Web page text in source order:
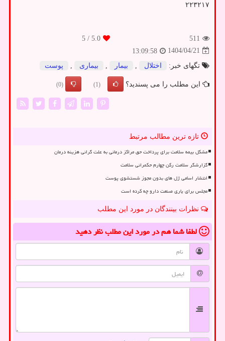
۲۲۳۲۱۷
511
5.0
/ 5
1404/04/21
13:09:58
تگهای خبر:
اختلال , بیمار , بیماری , پوست
این مطلب را می پسندید؟ (1)
(0)
تازه ترین مطالب مرتبط
مشکل بیمه سلامت برای پرداخت حق مراکز درمانی به علت گرانی هزینه درمان
گزارشگر سلامت رکن چهارم حکمرانی سلامت
انتشار اسامی ژل های بدون مجوز شستشوی پوست
مجلس برای یاری صنعت دارو چه کرده است
نظرات بینندگان در مورد این مطلب
لطفا شما همدر مورد این مطلبنظر دهید